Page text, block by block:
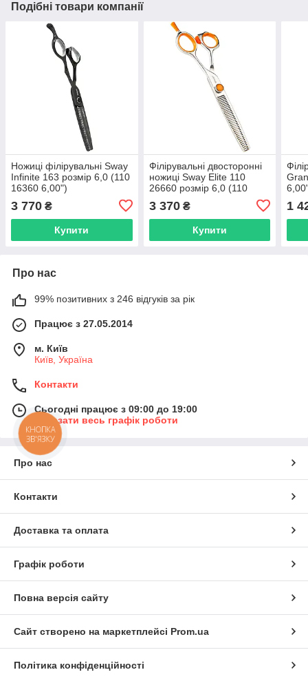
Подібні товари компанії
Ножиці філірувальні Sway
Infinite 163 розмір 6,0 (110
16360 6,00")
3 770 ₴
Купити
Філірувальні двосторонні
ножиці Sway Elite 110
26660 розмір 6,0 (110
3 370₴
Купити
1
Про нас
99% позитивних з 246 відгуків за рік
Працює з 27.05.2014
м. Київ
Київ, Україна
Контакти
Сьогодні працює з 09:00 до 19:00
Показати весь графік роботи
Про нас
Контакти
Доставка та оплата
Графік роботи
Повна версія сайту
Сайт створено на маркетплейсі Prom.ua
Політика конфіденційності
КНОПКА
ЗВ'ЯЗКУ